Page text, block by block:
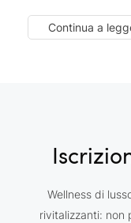
Capodanno. Sotto
l’opportunità di
Continua a
Wellness di
rivitalizzanti: non